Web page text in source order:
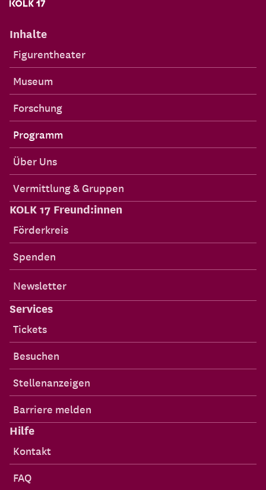
Inhalte
Figurentheater
Museum
Forschung
Programm
Über Uns
Vermittlung & Gruppen
KOLK 17 Freund:innen
Förderkreis
Spenden
Newsletter
Services
Tickets
Besuchen
Stellenanzeigen
Barriere melden
Hilfe
Kontakt
FAQ